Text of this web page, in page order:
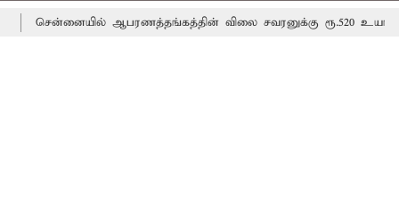
ஆபரணத்தங்கத்தின் விலை சவரனுக்கு ரூ.520 உயர்ந்து ஒரு